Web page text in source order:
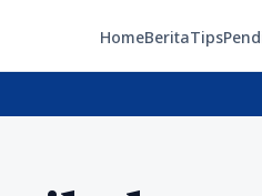
HomeBeritaTips